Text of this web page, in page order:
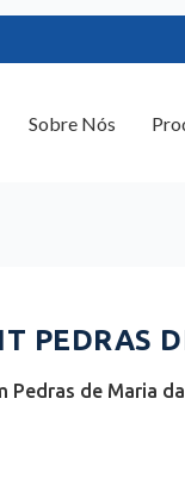
PEDRAS
de Maria da